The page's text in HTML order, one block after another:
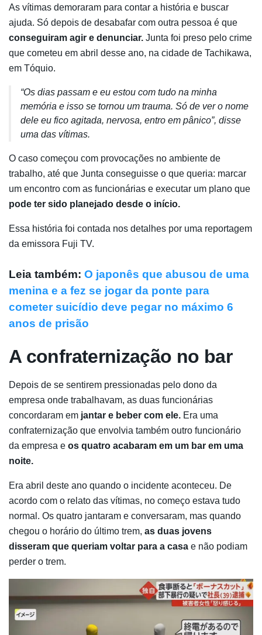
As vítimas demoraram para contar a história e buscar
ajuda. Só depois de desabafar com outra pessoa é que
conseguiram agir e denunciar. Junta foi preso pelo crime
que cometeu em abril desse ano, na cidade de Tachikawa,
em Tóquio.
“Os dias passam e eu estou com tudo na minha
memória e isso se tornou um trauma. Só de ver o nome
dele eu fico agitada, nervosa, entro em pânico”, disse
uma das vítimas.
O caso começou com provocações no ambiente de
trabalho, até que Junta conseguisse o que queria: marcar
um encontro com as funcionárias e executar um plano que
pode ter sido planejado desde o início.
Essa história foi contada nos detalhes por uma reportagem
da emissora Fuji TV.
Leia também: O japonês que abusou de uma
menina e a fez se jogar da ponte para
cometer suicídio deve pegar no máximo 6
anos de prisão
A confraternização no bar
Depois de se sentirem pressionadas pelo dono da
empresa onde trabalhavam, as duas funcionárias
concordaram em jantar e beber com ele. Era uma
confraternização que envolvia também outro funcionário
da empresa e os quatro acabaram em um bar em uma
noite.
Era abril deste ano quando o incidente aconteceu. De
acordo com o relato das vítimas, no começo estava tudo
normal. Os quatro jantaram e conversaram, mas quando
chegou o horário do último trem, as duas jovens
disseram que queriam voltar para a casa e não podiam
perder o trem.